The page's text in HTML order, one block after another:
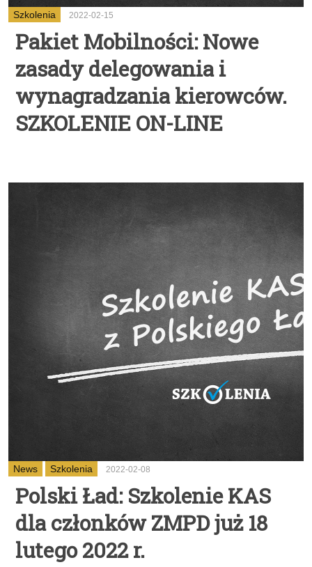
Szkolenia 2022-02-15
Pakiet Mobilności: Nowe
zasady delegowania i
wynagradzania kierowców.
SZKOLENIE ON-LINE
News Szkolenia 2022-02-08
Polski Ład: Szkolenie KAS
dla członków ZMPD już 18
lutego 2022 r.